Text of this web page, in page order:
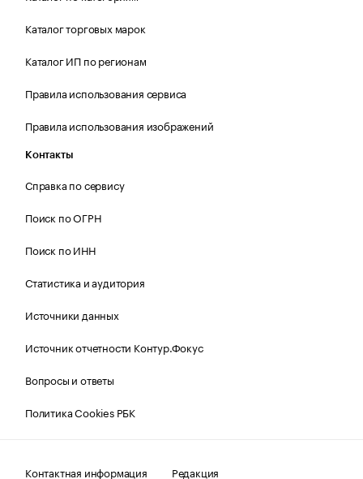
Каталог торговых марок
Каталог ИП по регионам
Правила использования сервиса
Правила использования изображений
Контакты
Справка по сервису
Поиск по ОГРН
Поиск по ИНН
Статистика и аудитория
Источники данных
Источник отчетности Контур.Фокус
Вопросы и ответы
Политика Cookies РБК
Контактная информация Редакция